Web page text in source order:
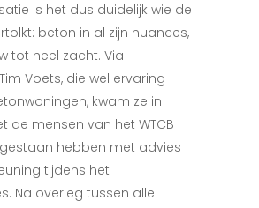
is het dus duidelijk wie de
beton in al zijn nuances,
tot heel zacht. Via
Voets, die wel ervaring
kwam ze in
de mensen van het WTCB
hebben met advies
tijdens het
Na overleg tussen alle